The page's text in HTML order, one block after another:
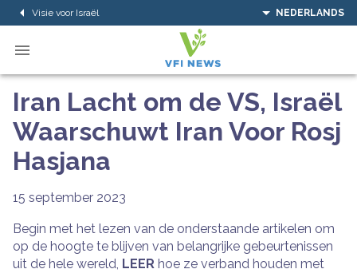
Visie voor Israël NEDERLANDS
Iran Lacht om de VS, Israël
Waarschuwt Iran Voor Rosj
Hasjana
15 september 2023
Begin met het lezen van de onderstaande artikelen om
op de hoogte te blijven van belangrijke gebeurtenissen
uit de hele wereld, LEER hoe ze verband houden met